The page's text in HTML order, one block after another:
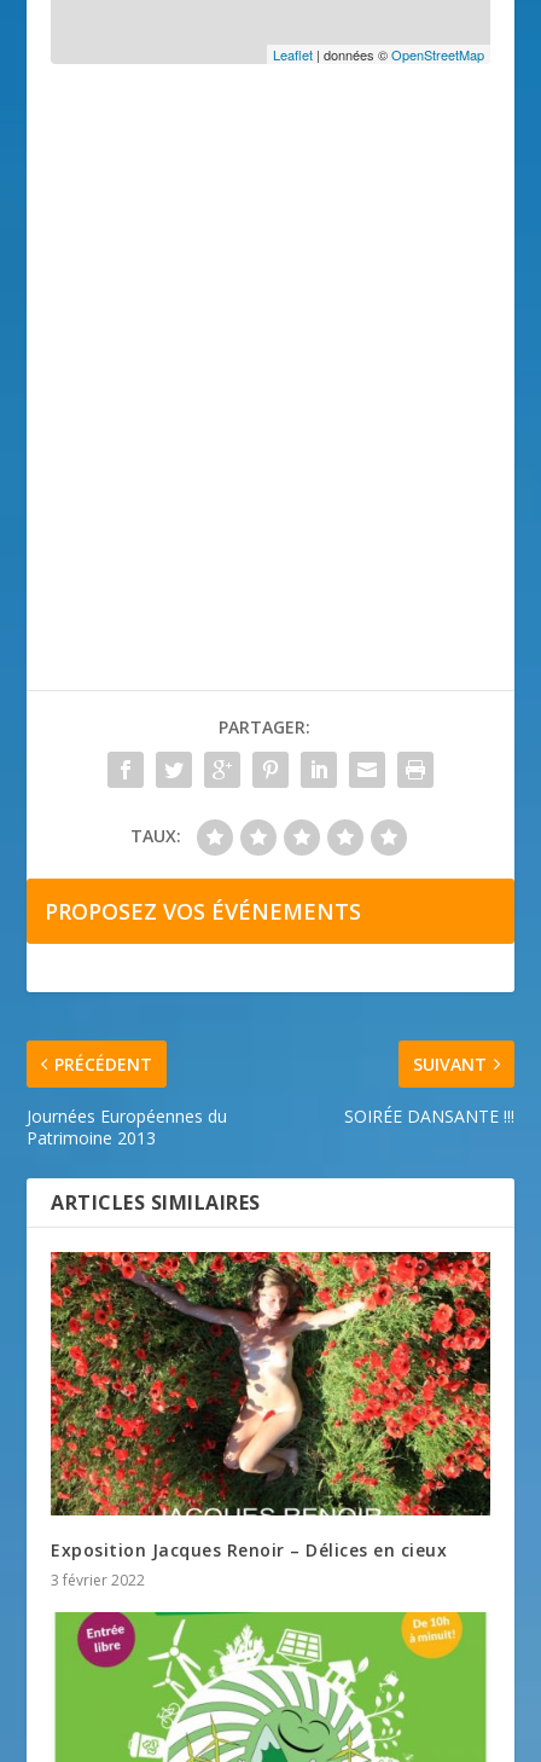
Leaflet| données ©OpenStreetMap
PARTAGER:
TAUX:
PROPOSEZ VOS ÉVÉNEMENTS
PRÉCÉDENT
Journées Européennes du
Patrimoine 2013
SUIVANT
SOIRÉE DANSANTE !!!
ARTICLES SIMILAIRES
Exposition Jacques Renoir – Délices en cieux
3 février 2022